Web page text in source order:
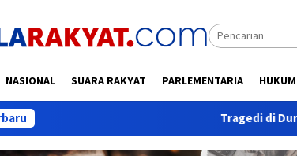
NASIONAL SUARA RAKYAT PARLEMENTARIA HUKUM
Tragedi di Durian